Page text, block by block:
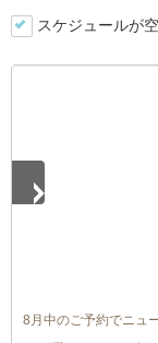
スケジュールが
8月中のご予約でニュ